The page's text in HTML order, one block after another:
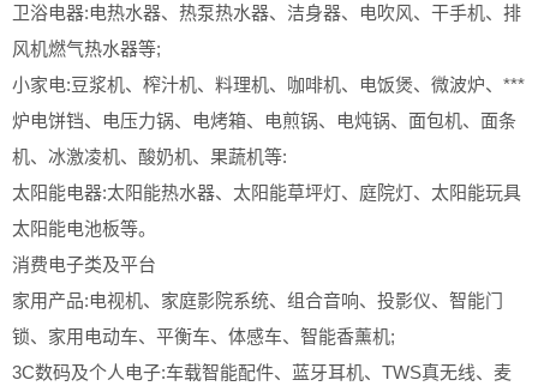
卫浴电器:电热水器、热泵热水器、洁身器、电吹风、干手机、排
风机燃气热水器等;
小家电:豆浆机、榨汁机、料理机、咖啡机、电饭煲、微波炉、***
炉电饼铛、电压力锅、电烤箱、电煎锅、电炖锅、面包机、面条
机、冰激凌机、酸奶机、果蔬机等:
太阳能电器:太阳能热水器、太阳能草坪灯、庭院灯、太阳能玩具
太阳能电池板等。
消费电子类及平台
家用产品:电视机、家庭影院系统、组合音响、投影仪、智能门
锁、家用电动车、平衡车、体感车、智能香薰机;
3C数码及个人电子:车载智能配件、蓝牙耳机、TWS真无线、麦